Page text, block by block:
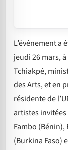
L’événement a
jeudi 26 mars,
Tchiakpé,
des Arts, et en
résidente de
artistes invitées
Fambo (Bénin),
(Burkina Faso)